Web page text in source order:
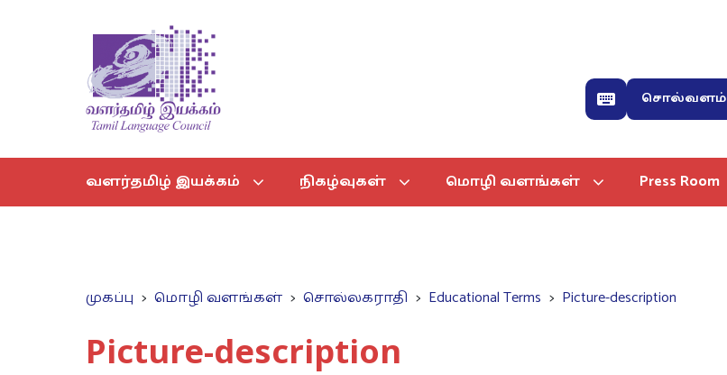
சொல்வளம்
வளர்தமிழ் இயக்கம் நிகழ்வுகள் மொழி வளங்கள் Press Room
முகப்பு மொழி வளங்கள் சொல்லகராதி Educational Terms Picture-description
Picture-description